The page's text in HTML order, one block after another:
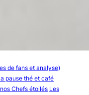
de fans et analyse)
pause thé et café
Chefs étoilés Les